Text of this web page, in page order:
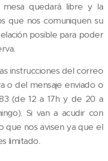
quedará libre y la
que nos comuniquen su
posible para poder
instrucciones del correo
o del mensaje enviado o
(de 12 a 17h y de 20 a
Si van a acudir con
que nos avisen ya que el
limitado.